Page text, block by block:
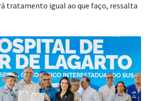
tratamento igual ao que faço, ressalta